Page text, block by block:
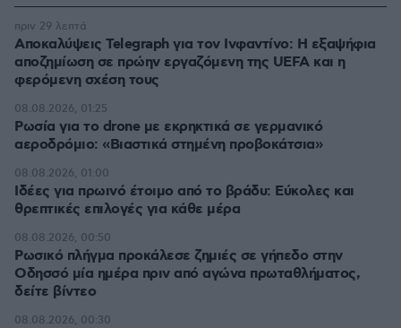
Αποκαλύψεις Telegraph για τον Ινφαντίνο: Η εξαψήφια
αποζημίωση σε πρώην εργαζόμενη της UEFA και η
φερόμενη σχέση τους
πριν 29 λεπτά
Ρωσία για το drone με εκρηκτικά σε γερμανικό
αεροδρόμιο: «Βιαστικά στημένη προβοκάτσια»
08.08.2026, 01:25
Ιδέες για πρωινό έτοιμο από το βράδυ: Εύκολες και
θρεπτικές επιλογές για κάθε μέρα
08.08.2026, 01:00
Ρωσικό πλήγμα προκάλεσε ζημιές σε γήπεδο στην
Οδησσό μία ημέρα πριν από αγώνα πρωταθλήματος,
δείτε βίντεο
08.08.2026, 00:50
08.08.2026, 00:30